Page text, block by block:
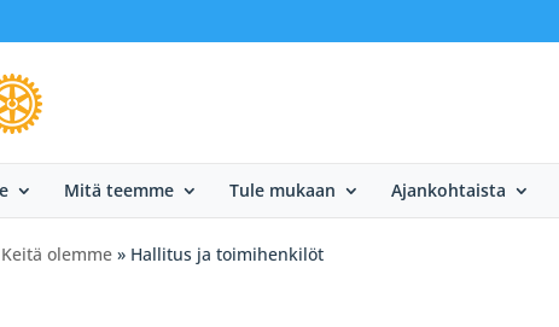
Mitä teemme Tule mukaan Ajankohtaista
Keitä olemme » Hallitus ja toimihenkilöt